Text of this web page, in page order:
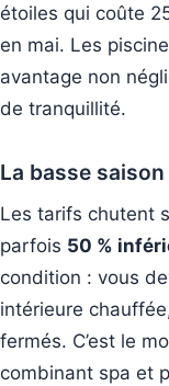
étoiles qui coûte
en mai. Les
avantage non
de tranquillité.
La basse
Les tarifs chutent
parfois 50 %
condition : vous
intérieure
fermés. C’est le
combinant spa et